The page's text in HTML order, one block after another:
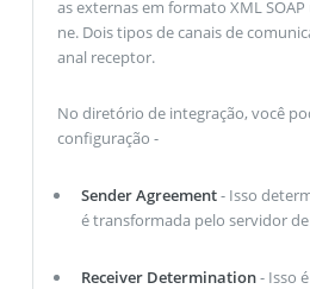
as externas em formato XML
ne. Dois tipos de canais de
anal receptor.
No diretório de integração, você
configuração -
Sender Agreement- Isso
é transformada pelo servidor
Receiver Determination- Isso